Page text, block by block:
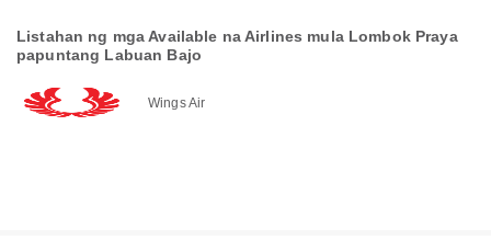
Listahan ng mga Available na Airlines mula Lombok Praya
papuntang Labuan Bajo
Wings Air